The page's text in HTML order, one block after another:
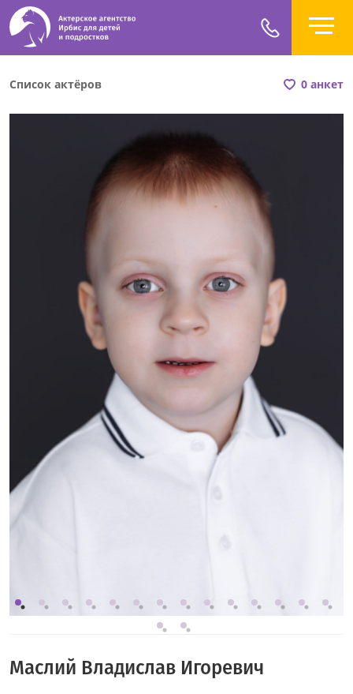
Список актёров 0 анкет
Маслий Владислав Игоревич